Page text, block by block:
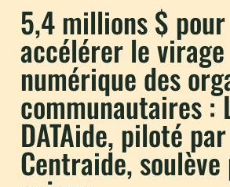
5,4 millions $ pour
accélérer le virage
numérique des
communautaires :
DATAide, piloté par
Centraide,